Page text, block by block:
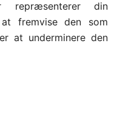
repræsenterer din
fremvise den som
at underminere den